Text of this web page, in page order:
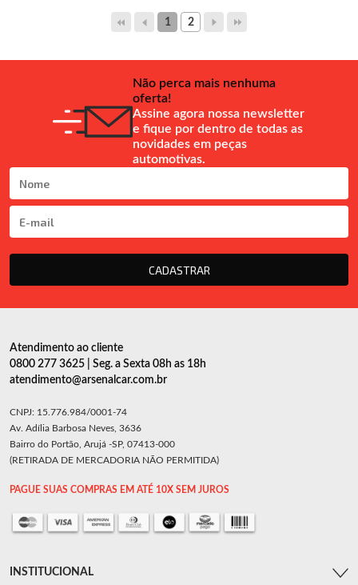
1 2
Não perca mais nenhuma
oferta!
Assine agora nossa newsletter
e fique por dentro de todas as
novidades em peças
automotivas.
CADASTRAR
Atendimento ao cliente
0800 277 3625 | Seg. a Sexta 08h as 18h
atendimento@arsenalcar.com.br
CNPJ: 15.776.984/0001-74
Av. Adília Barbosa Neves, 3636
Bairro do Portão, Arujá -SP, 07413-000
(RETIRADA DE MERCADORIA NÃO PERMITIDA)
PAGUE SUAS COMPRAS EM ATÉ 10X SEM JUROS
INSTITUCIONAL